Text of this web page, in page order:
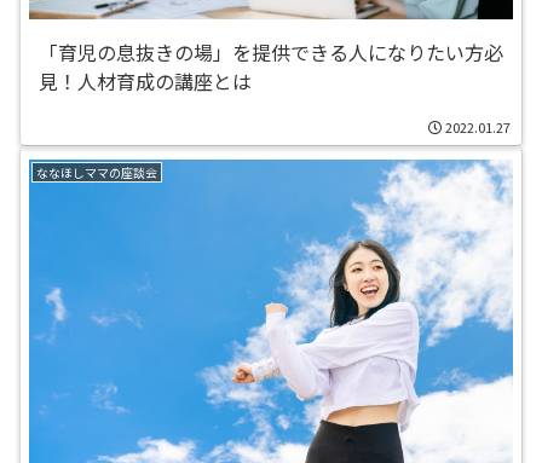
「育児の息抜きの場」を提供できる人になりたい方必
見！人材育成の講座とは
2022.01.27
ななほしママの座談会